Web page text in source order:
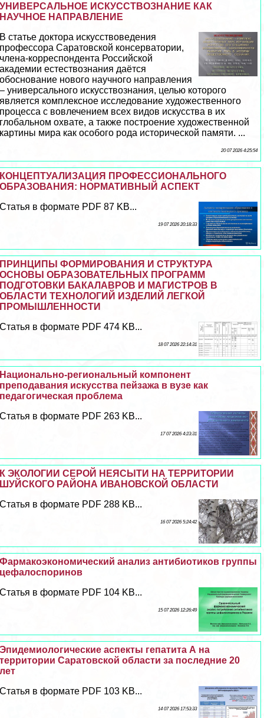
УНИВЕРСАЛЬНОЕ ИСКУССТВОЗНАНИЕ КАК
НАУЧНОЕ НАПРАВЛЕНИЕ
В статье доктора искусствоведения
профессора Саратовской консерватории,
члeна-корреспондента Российской
академии естествознания даётся
обоснование нового научного направления
– универсального искусствознания, целью которого
является комплексное исследование художественного
процесса с вовлечением всех видов искусства в их
глобальном охвате, а также построение художественной
картины мира как особого рода исторической памяти. ...
20 07 2026 4:25:54
КОНЦЕПТУАЛИЗАЦИЯ ПРОФЕССИОНАЛЬНОГО
ОБРАЗОВАНИЯ: НОРМАТИВНЫЙ АСПЕКТ
Статья в формате PDF 87 KB...
19 07 2026 20:18:33
ПРИНЦИПЫ ФОРМИРОВАНИЯ И СТРУКТУРА
ОСНОВЫ ОБРАЗОВАТЕЛЬНЫХ ПРОГРАММ
ПОДГОТОВКИ БАКАЛАВРОВ И МАГИСТРОВ В
ОБЛАСТИ ТЕХНОЛОГИЙ ИЗДЕЛИЙ ЛЕГКОЙ
ПРОМЫШЛЕННОСТИ
Статья в формате PDF 474 KB...
18 07 2026 22:14:31
Национально-региональный компонент
преподавания искусства пейзажа в вузе как
педагогическая проблема
Статья в формате PDF 263 KB...
17 07 2026 4:23:31
К ЭКОЛОГИИ СЕРОЙ НЕЯСЫТИ НА ТЕРРИТОРИИ
ШУЙСКОГО РАЙОНА ИВАНОВСКОЙ ОБЛАСТИ
Статья в формате PDF 288 KB...
16 07 2026 5:24:42
Фармакоэкономический анализ антибиотиков группы
цефалоспоринов
Статья в формате PDF 104 KB...
15 07 2026 12:26:49
Эпидемиологические аспекты гепатита А на
территории Саратовской области за последние 20
лет
Статья в формате PDF 103 KB...
14 07 2026 17:53:33